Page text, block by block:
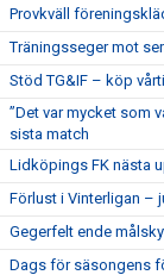
Provkväll
Träningsseger mot
Stöd TG&IF – köp
”Det var mycket som
sista match
Lidköpings FK nästa
Förlust i Vinterligan –
Gegerfelt ende
Dags för säsongens